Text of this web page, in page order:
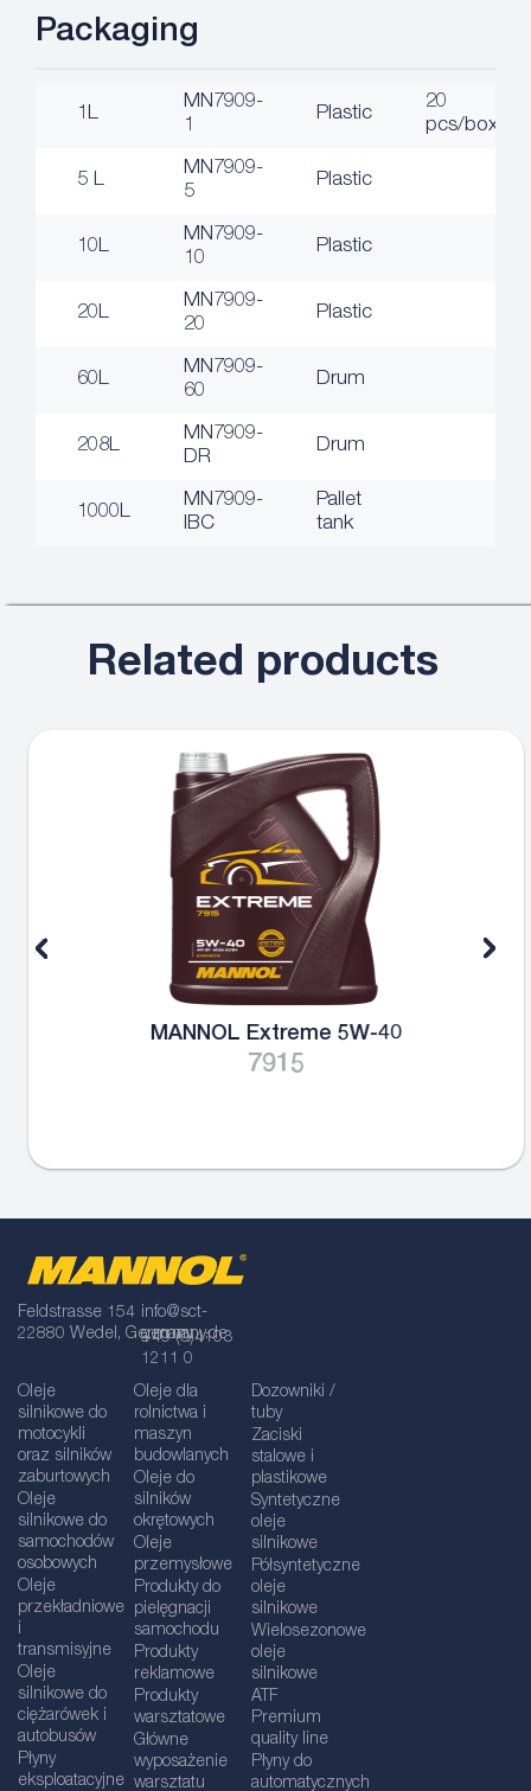
Packaging
1L
MN7909-
1
Plastic
20
pcs/box
5 L
MN7909-
5
Plastic
10L
MN7909-
10
Plastic
20L
MN7909-
20
Plastic
60L
MN7909-
60
Drum
208L
MN7909-
DR
Drum
1000L
MN7909-
IBC
Pallet
tank
Related products
MANNOL Extreme 5W-40
7915
Feldstrasse 154
22880 Wedel, Germany
info@sct-
germany.de
+49 (0)4103
1211 0
Oleje
silnikowe do
motocykli
oraz silników
zaburtowych
Oleje
silnikowe do
samochodów
osobowych
Oleje
przekładniowe
i
transmisyjne
Oleje
silnikowe do
ciężarówek i
autobusów
Płyny
eksploatacyjne
Oleje dla
rolnictwa i
maszyn
budowlanych
Oleje do
silników
okrętowych
Oleje
przemysłowe
Produkty do
pielęgnacji
samochodu
Produkty
reklamowe
Produkty
warsztatowe
Główne
wyposażenie
warsztatu
Dozowniki /
tuby
Zaciski
stalowe i
plastikowe
Syntetyczne
oleje
silnikowe
Półsyntetyczne
oleje
silnikowe
Wielosezonowe
oleje
silnikowe
ATF
Premium
quality line
Płyny do
automatycznych